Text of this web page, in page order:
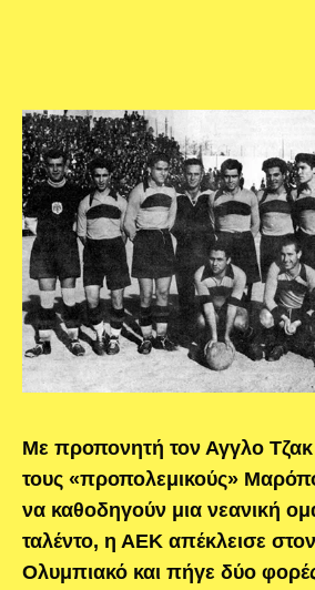
Με προπονητή τον Αγγλο Τζακ
τους «προπολεμικούς»
να καθοδηγούν μια νεανική
ταλέντο, η ΑΕΚ απέκλεισε στον
Ολυμπιακό και πήγε δύο